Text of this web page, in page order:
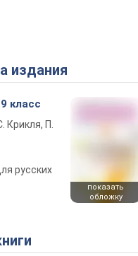
издания
класс
Крикля, П.
русских
показать
обложку